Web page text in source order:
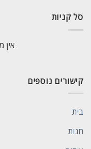
סל קניות
אין
קישורים נוספים
בית
חנות